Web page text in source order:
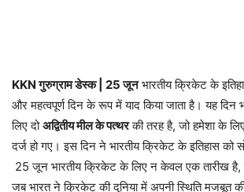
KKN गुरुग्राम डेस्क | 25 जूनभारतीय क्रिकेट के
और महत्वपूर्ण दिन के रूप में याद किया जाता है। यह दिन
लिए दोअद्वितीय मील के पत्थरकी तरह है, जो हमेशा के
दर्ज हो गए। इस दिन ने भारतीय क्रिकेट के इतिहास को
25 जून भारतीय क्रिकेट के लिए न केवल एक तारीख है,
जब भारत ने क्रिकेट की दुनिया में अपनी स्थिति मजबूत